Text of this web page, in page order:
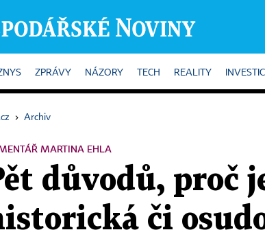
ZPRÁVY NÁZORY TECH REALITY
› Archiv
MARTINA EHLA
důvodů, proč
či